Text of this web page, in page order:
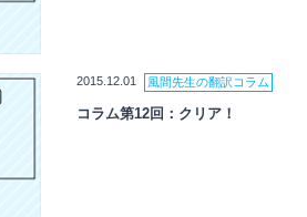
2015.12.01 風間先生の翻訳コラム
コラム第12回：クリア！